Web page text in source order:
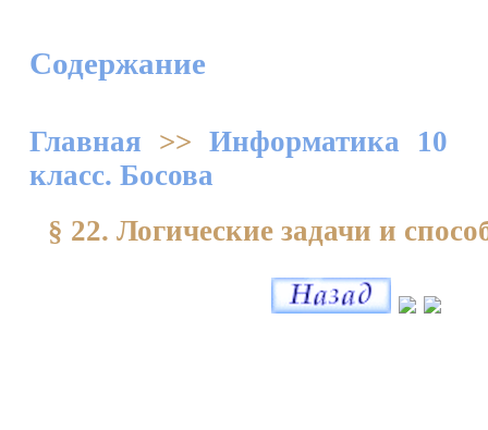
Содержание
Главная >> Информатика 10
класс. Босова
§ 22. Логические задачи и